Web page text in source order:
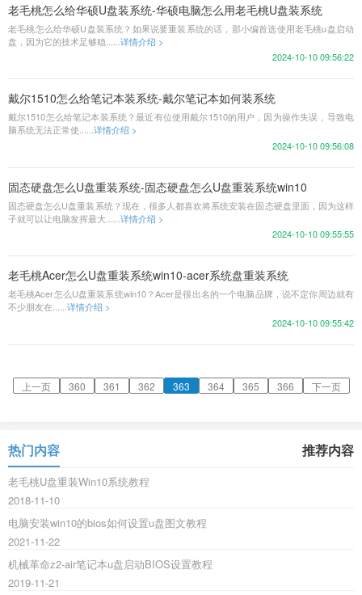
老毛桃怎么给华硕U盘装系统-华硕电脑怎么用老毛桃U盘装系统
老毛桃怎么给华硕U盘装系统？如果说要重装系统的话，那小编首选使用老毛桃u盘启动
盘，因为它的技术足够稳...... 详情介绍 >
2024-10-10 09:56:22
戴尔1510怎么给笔记本装系统-戴尔笔记本如何装系统
戴尔1510怎么给笔记本装系统？最近有位使用戴尔1510的用户，因为操作失误，导致电
脑系统无法正常使......详情介绍 >
2024-10-10 09:56:08
固态硬盘怎么U盘重装系统-固态硬盘怎么U盘重装系统win10
固态硬盘怎么U盘重装系统？现在，很多人都喜欢将系统安装在固态硬盘里面，因为这样
子就可以让电脑发挥最大...... 详情介绍 >
2024-10-10 09:55:55
老毛桃Acer怎么U盘重装系统win10-acer系统盘重装系统
老毛桃Acer怎么U盘重装系统win10？Acer是很出名的一个电脑品牌，说不定你周边就有
不少朋友在......详情介绍 >
2024-10-10 09:55:42
上一页 360 361 362 363 364 365 366 下一页
热门内容 推荐内容
老毛桃U盘重装Win10系统教程
2018-11-10
电脑安装win10的bios如何设置u盘图文教程
2021-11-22
机械革命z2-air笔记本u盘启动BIOS设置教程
2019-11-21